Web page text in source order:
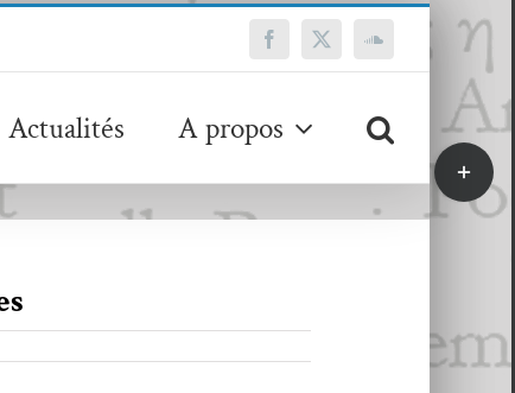
Facebook
X SoundCloud
Actualités A propos
Bascule
de
la
barre